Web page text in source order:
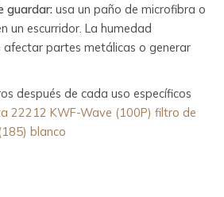
guardar: usa un paño de microfibra o
un escurridor. La humedad
partes metálicas o generar
después de cada uso específicos
22212 KWF-Wave (100P) filtro de
blanco